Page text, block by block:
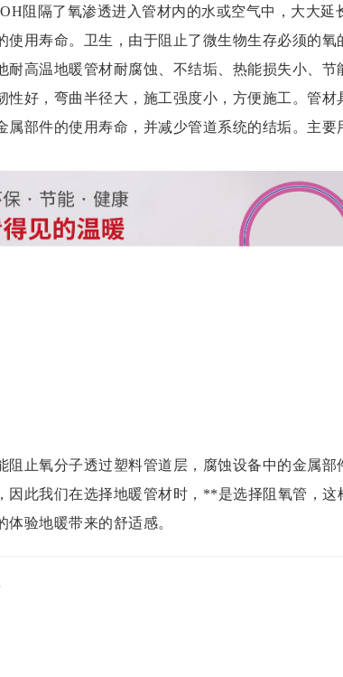
阻隔了氧渗透进入管材内的水或空气中，大大延
使用寿命。卫生，由于阻止了微生物生存必须的
耐高温地暖管材耐腐蚀、不结垢、热能损失小、
性好，弯曲半径大，施工强度小，方便施工。管
部件的使用寿命，并减少管道系统的结垢。主要
阻止氧分子透过塑料管道层，腐蚀设备中的金属
因此我们在选择地暖管材时，**是选择阻氧管，
验地暖带来的舒适感。